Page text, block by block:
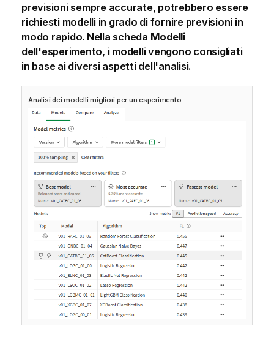
previsioni sempre accurate, potrebbero essere
richiesti modelli in grado di fornire previsioni in
modo rapido. Nella scheda Modelli
dell'esperimento, i modelli vengono consigliati
in base ai diversi aspetti dell'analisi.
Analisi dei modelli migliori per un esperimento